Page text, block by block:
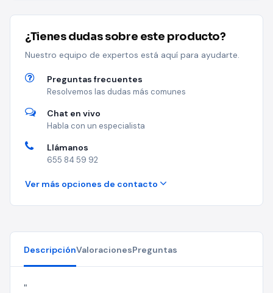
¿Tienes dudas sobre este producto?
Nuestro equipo de expertos está aquí para ayudarte.
Preguntas frecuentes
Resolvemos las dudas más comunes
Chat en vivo
Habla con un especialista
Llámanos
655 84 59 92
Ver más opciones de contacto
DescripciónValoracionesPreguntas
"